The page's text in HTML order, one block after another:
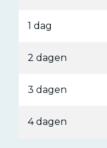
1 dag
2 dagen
3 dagen
4 dagen